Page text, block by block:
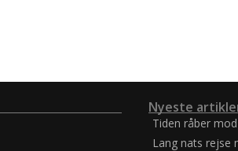
Nyeste
Tiden råber
Lang nats rejse